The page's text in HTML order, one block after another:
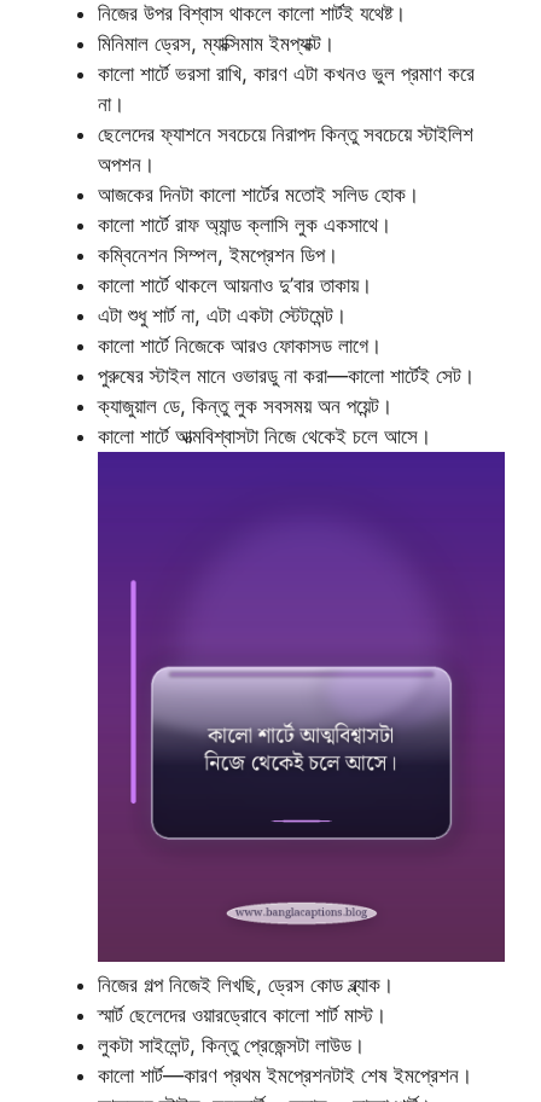
নিজের উপর বিশ্বাস থাকলে কালো শার্টই যথেষ্ট।
মিনিমাল ড্রেস, ম্যাক্সিমাম ইমপ্যাক্ট।
কালো শার্টে ভরসা রাখি, কারণ এটা কখনও ভুল প্রমাণ করে
না।
ছেলেদের ফ্যাশনে সবচেয়ে নিরাপদ কিন্তু সবচেয়ে স্টাইলিশ
অপশন।
আজকের দিনটা কালো শার্টের মতোই সলিড হোক।
কালো শার্টে রাফ অ্যান্ড ক্লাসি লুক একসাথে।
কম্বিনেশন সিম্পল, ইমপ্রেশন ডিপ।
কালো শার্টে থাকলে আয়নাও দু’বার তাকায়।
এটা শুধু শার্ট না, এটা একটা স্টেটমেন্ট।
কালো শার্টে নিজেকে আরও ফোকাসড লাগে।
পুরুষের স্টাইল মানে ওভারডু না করা—কালো শার্টেই সেট।
ক্যাজুয়াল ডে, কিন্তু লুক সবসময় অন পয়েন্ট।
কালো শার্টে আত্মবিশ্বাসটা নিজে থেকেই চলে আসে।
নিজের গল্প নিজেই লিখছি, ড্রেস কোড ব্ল্যাক।
স্মার্ট ছেলেদের ওয়ারড্রোবে কালো শার্ট মাস্ট।
লুকটা সাইলেন্ট, কিন্তু প্রেজেন্সটা লাউড।
কালো শার্ট—কারণ প্রথম ইমপ্রেশনটাই শেষ ইমপ্রেশন।